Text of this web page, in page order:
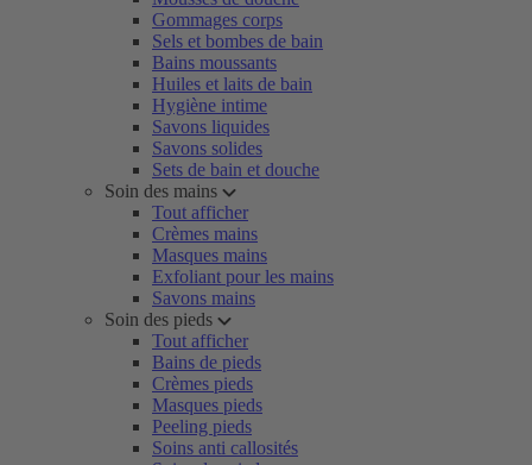
Gommages corps
Sels et bombes de bain
Bains moussants
Huiles et laits de bain
Hygiène intime
Savons liquides
Savons solides
Sets de bain et douche
Soin des mains
Tout afficher
Crèmes mains
Masques mains
Exfoliant pour les mains
Savons mains
Soin des pieds
Tout afficher
Bains de pieds
Crèmes pieds
Masques pieds
Peeling pieds
Soins anti callosités